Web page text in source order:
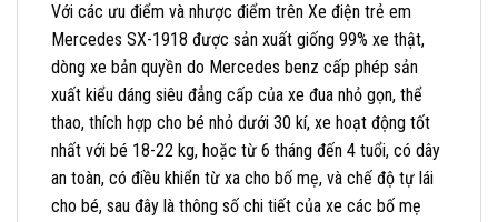
Với các ưu điểm và nhược điểm trên Xe điện trẻ em
Mercedes SX-1918 được sản xuất giống 99% xe thật,
dòng xe bản quyền do Mercedes benz cấp phép sản
xuất kiểu dáng siêu đẳng cấp của xe đua nhỏ gọn, thể
thao, thích hợp cho bé nhỏ dưới 30 kí, xe hoạt động tốt
nhất với bé 18-22 kg, hoặc từ 6 tháng đến 4 tuổi, có dây
an toàn, có điều khiển từ xa cho bố mẹ, và chế độ tự lái
cho bé, sau đây là thông số chi tiết của xe các bố mẹ